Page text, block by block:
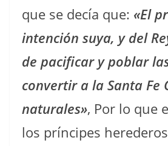
que se decía que: «El
intención suya, y del
de pacificar y poblar
convertir a la Santa Fe
naturales», Por lo que
los príncipes